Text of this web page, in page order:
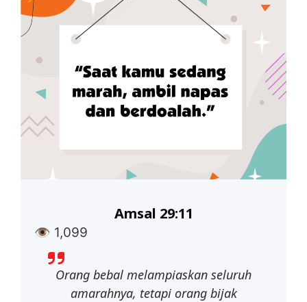
👁 1,099
Amsal 29:11
Orang bebal melampiaskan seluruh
amarahnya, tetapi orang bijak